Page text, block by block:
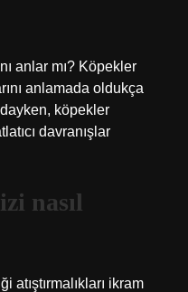
anlar mı? Köpekler
anlamada oldukça
köpekler
davranışlar
nasıl
atıştırmalıkları ikram